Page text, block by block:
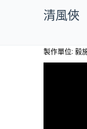
清風俠
製作單位: 毅